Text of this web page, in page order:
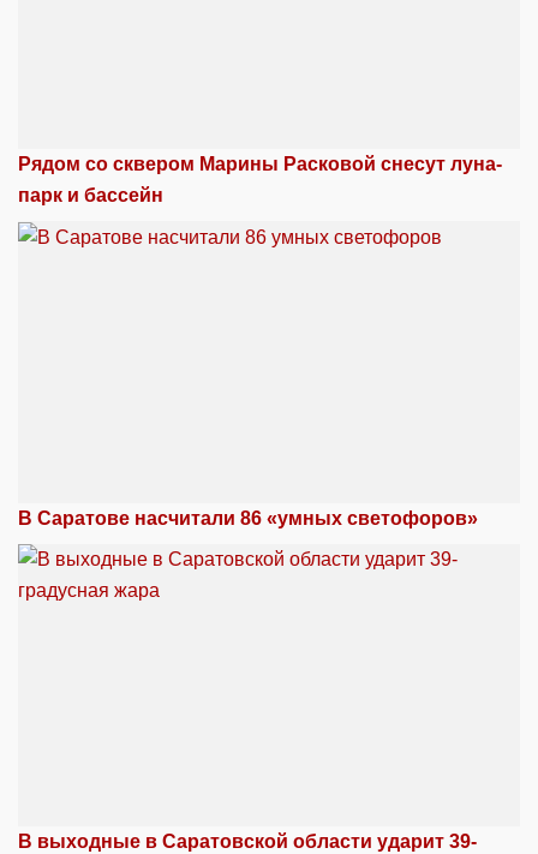
Рядом со сквером Марины Расковой снесут луна-
парк и бассейн
В Саратове насчитали 86 «умных светофоров»
В выходные в Саратовской области ударит 39-